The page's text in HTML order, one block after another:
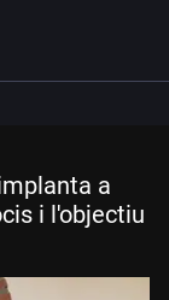
a
i l'objectiu